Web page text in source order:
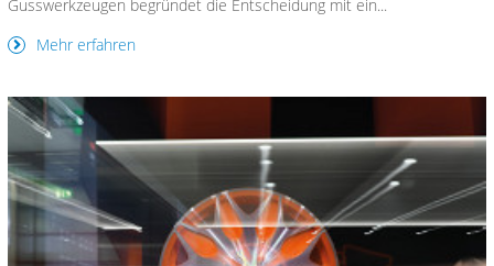
Gusswerkzeugen begründet die Entscheidung mit ein...
Mehr erfahren